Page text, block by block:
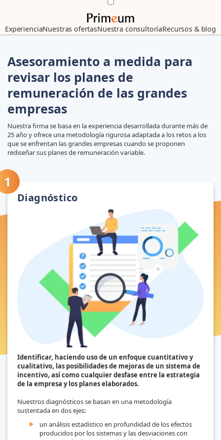
ExperienciaNuestras ofertasNuestra consultoríaRecursos & blog
Asesoramiento a medida para
revisar los planes de
remuneración de las grandes
empresas
Nuestra firma se basa en la experiencia desarrollada durante más de
25 año y ofrece una metodología rigurosa adaptada a los retos a los
que se enfrentan las grandes empresas cuando se proponen
rediseñar sus planes de remuneración variable.
Diagnóstico
Identificar, haciendo uso de un enfoque cuantitativo y
cualitativo, las posibilidades de mejoras de un sistema de
incentivo, así como cualquier desfase entre la estrategia
de la empresa y los planes elaborados.
Nuestros diagnósticos se basan en una metodología
sustentada en dos ejes:
un análisis estadístico en profundidad de los efectos
producidos por los sistemas y las desviaciones con